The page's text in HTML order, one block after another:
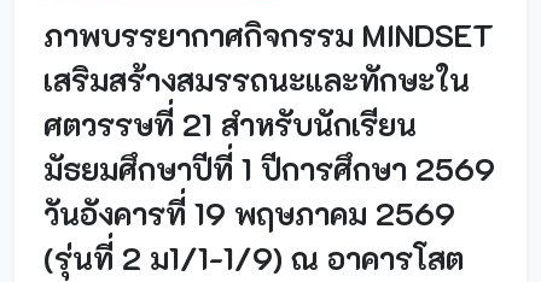
ภาพบรรยากาศกิจกรรม MINDSET
เสริมสร้างสมรรถนะและทักษะใน
ศตวรรษที่ 21 สำหรับนักเรียน
มัธยมศึกษาปีที่ 1 ปีการศึกษา 2569
วันอังคารที่ 19 พฤษภาคม 2569
(รุ่นที่ 2 ม1/1-1/9) ณ อาคารโสต